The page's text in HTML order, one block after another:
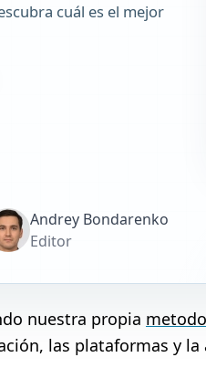
cuál es el mejor
Andrey Bondarenko
Editor
nuestra propia
las plataformas y